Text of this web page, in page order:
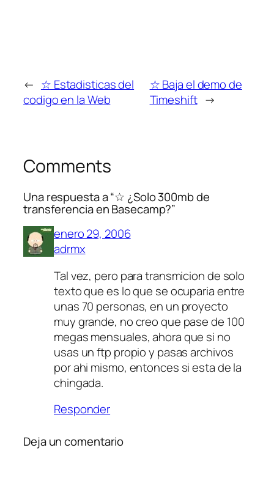
← ☆ Estadisticas del
codigo en la Web
☆ Baja el demo de
Timeshift →
Comments
Una respuesta a “☆ ¿Solo 300mb de
transferencia en Basecamp?”
enero 29, 2006
adrmx
Tal vez, pero para transmicion de solo
texto que es lo que se ocuparia entre
unas 70 personas, en un proyecto
muy grande, no creo que pase de 100
megas mensuales, ahora que si no
usas un ftp propio y pasas archivos
por ahi mismo, entonces si esta de la
chingada.
Responder
Deja un comentario